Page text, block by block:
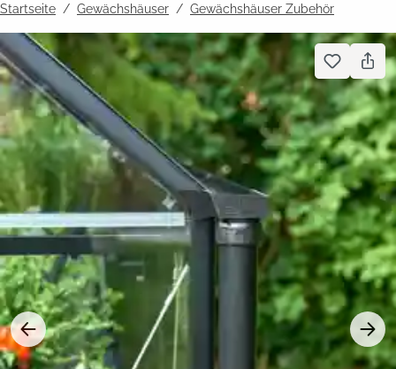
Startseite Gewächshäuser / Gewächshäuser Zubehör
Bildergalerie überspringen